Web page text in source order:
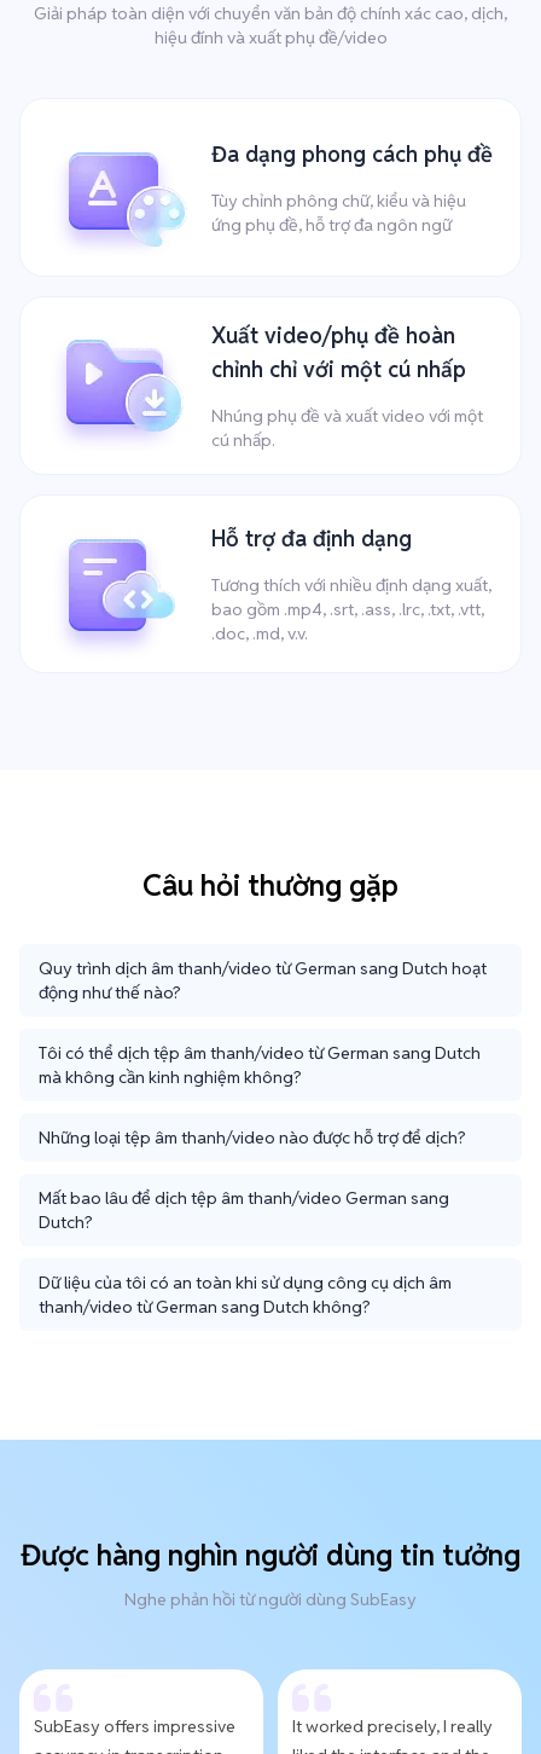
Giải pháp toàn diện với chuyển văn bản độ chính xác cao, dịch,
hiệu đính và xuất phụ đề/video
Đa dạng phong cách phụ đề
Tùy chỉnh phông chữ, kiểu và hiệu
ứng phụ đề, hỗ trợ đa ngôn ngữ
Xuất video/phụ đề hoàn
chỉnh chỉ với một cú nhấp
Nhúng phụ đề và xuất video với một
cú nhấp.
Hỗ trợ đa định dạng
Tương thích với nhiều định dạng xuất,
bao gồm .mp4, .srt, .ass, .lrc, .txt, .vtt,
.doc, .md, v.v.
Câu hỏi thường gặp
Quy trình dịch âm thanh/video từ German sang Dutch hoạt
động như thế nào?
Tôi có thể dịch tệp âm thanh/video từ German sang Dutch
mà không cần kinh nghiệm không?
Những loại tệp âm thanh/video nào được hỗ trợ để dịch?
Mất bao lâu để dịch tệp âm thanh/video German sang
Dutch?
Dữ liệu của tôi có an toàn khi sử dụng công cụ dịch âm
thanh/video từ German sang Dutch không?
Được hàng nghìn người dùng tin tưởng
Nghe phản hồi từ người dùng SubEasy
SubEasy offers impressive
It worked precisely, I really